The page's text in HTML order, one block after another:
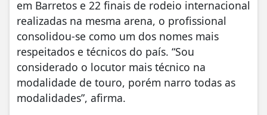
em Barretos e 22 finais de rodeio internacional
realizadas na mesma arena, o profissional
consolidou-se como um dos nomes mais
respeitados e técnicos do país. “Sou
considerado o locutor mais técnico na
modalidade de touro, porém narro todas as
modalidades”, afirma.